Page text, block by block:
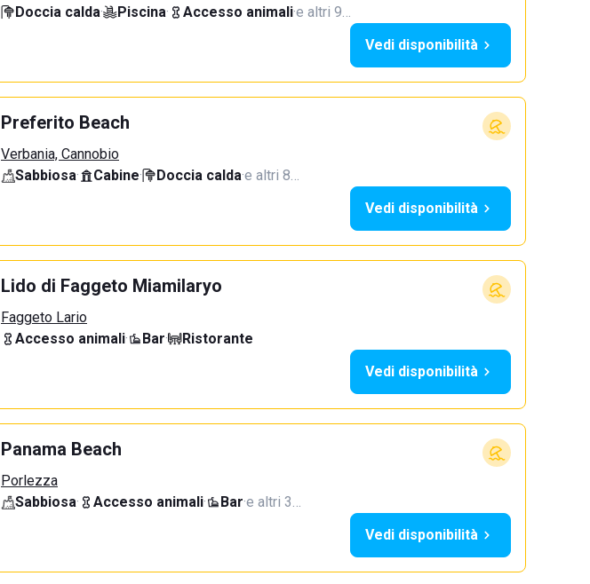
Doccia calda· Piscina· Accesso animali·e altri 9…
Vedi disponibilità
Preferito Beach
Verbania, Cannobio
Sabbiosa· Cabine· Doccia calda·e altri 8…
Vedi disponibilità
Lido di Faggeto Miamilaryo
Faggeto Lario
Accesso animali· Bar·
Ristorante
Vedi disponibilità
Panama Beach
Porlezza
Sabbiosa· Accesso animali· Bar·e altri 3…
Vedi disponibilità